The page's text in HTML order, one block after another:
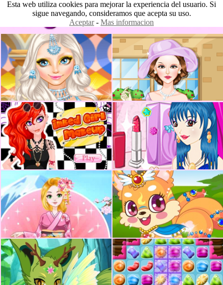
Esta web utiliza cookies para mejorar la experiencia del usuario. Si
sigue navegando, consideramos que acepta su uso.
Aceptar- Mas informacion